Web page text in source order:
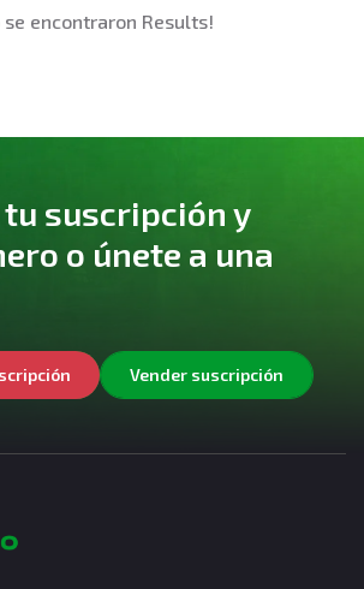
se encontraron Results!
suscripción y
o únete a una
Vender suscripción